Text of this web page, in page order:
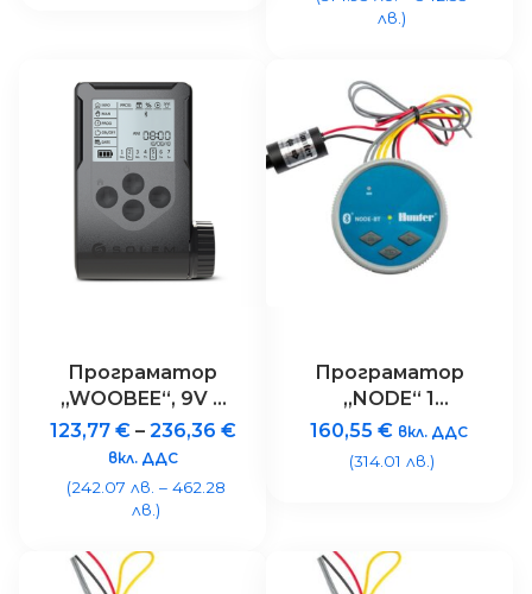
предавател
интернет
лв.)
Програматор
„WOOBEE“, 9V с
Bluetooth
управление,
установяване на
теч, IP68
123,77 €– 236,36 €
вкл. ДДС
(242.07 лв. – 462.28
лв.)
Програматор
„NODE“ 1
станция,
BLUETOOTH
комуникация +
160,55€ вкл. ДДС
(314.01 лв.)